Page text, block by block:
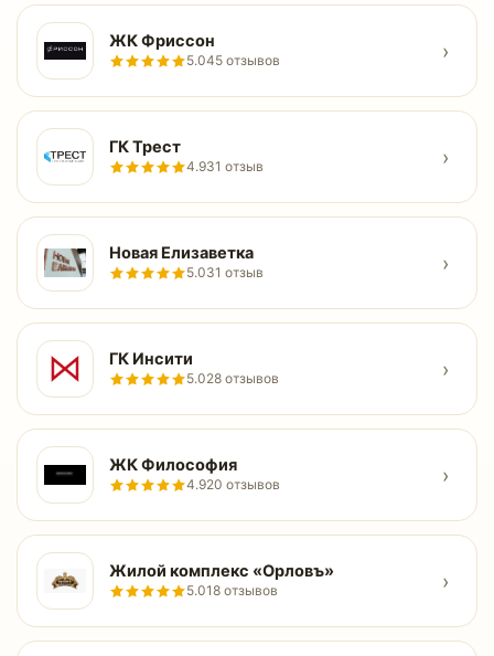
ЖК Фриссон
5.045 отзывов ›
ГК Трест
4.931 отзыв ›
Новая Елизаветка
5.031 отзыв ›
ГК Инсити
5.028 отзывов ›
ЖК Философия
4.920 отзывов ›
Жилой комплекс «Орловъ»
5.018 отзывов ›